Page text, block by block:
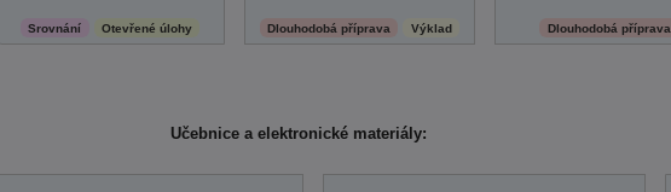
Srovnání Otevřené úlohy Dlouhodobá příprava Výklad Dlouhodobá příprava
Učebnice a elektronické materiály: